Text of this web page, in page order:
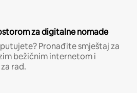
za digitalne nomade
Pronađite smještaj za
bežičnim internetom i
rad.